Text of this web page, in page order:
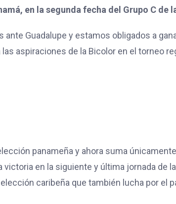
en la segunda fecha del Grupo C de
ante Guadalupe y estamos obligados a
aspiraciones de la Bicolor en el torneo
panameña y ahora suma
victoria en la siguiente y última jornada de
caribeña que también lucha por el